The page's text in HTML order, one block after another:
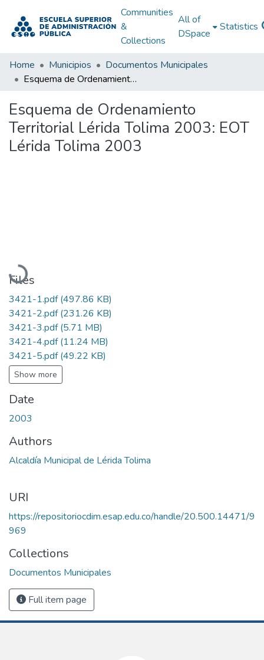
Communities
&
Collections
All of
DSpace
Statistics
Home Municipios
Documentos Municipales
Esquema de Ordenamiento Territorial Lérida Tolima 2003: EOT Lérida Tolima 2003
Esquema de Ordenamiento
Territorial Lérida Tolima 2003: EOT
Lérida Tolima 2003
Loading...
Files
3421-1.pdf(497.86 KB)
3421-2.pdf(231.26 KB)
3421-3.pdf(5.71 MB)
3421-4.pdf(11.24 MB)
3421-5.pdf(49.22 KB)
Show more
Date
2003
Authors
Alcaldía Municipal de Lérida Tolima
URI
https://repositoriocdim.esap.edu.co/handle/20.500.14471/9
969
Collections
Documentos Municipales
Full item page